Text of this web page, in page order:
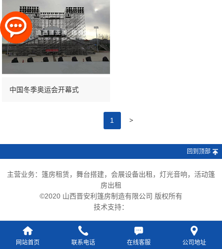
中国冬季奥运会开幕式
1 >
网站首页 联系电话 在线客服 公司地址
回到顶部
主营业务：篷房租赁，舞台搭建，会展设备出租，灯光音响，活动篷
房出租
©2020 山西晋安利篷房制造有限公司 版权所有
技术支持：